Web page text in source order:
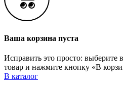
Ваша корзина пуста
Исправить это просто: выберите
товар и нажмите кнопку «В
В каталог